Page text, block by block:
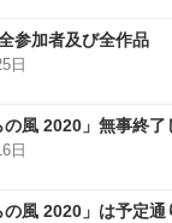
参加者及び全作品
日
の風 2020」無事終了
日
の風 2020」は予定